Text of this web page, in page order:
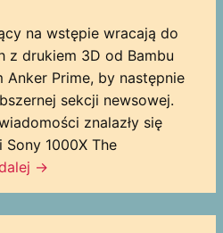
na wstępie wracają do
z drukiem 3D od Bambu
Anker Prime, by następnie
sekcji newsowej.
znalazły się
1000X The
→